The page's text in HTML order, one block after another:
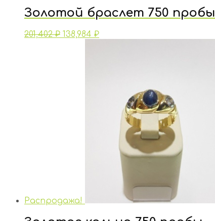
Золотой браслет 750 пробы
201,402₽ 138,984 ₽
Распродажа!